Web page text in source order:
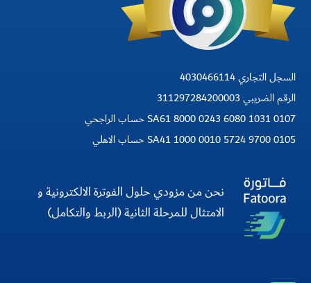
السجل التجاري 4030466114
الرقم الضريبي 311297284200003
SA61 8000 0243 6080 1031 0107 حساب الراجحي
SA41 1000 0010 5724 9700 0105 حساب الاهلي
نحن من مزودي حلول الفوترة الالكترونية و
الامتثال للمرحلة الثانية (الربط والتكامل)